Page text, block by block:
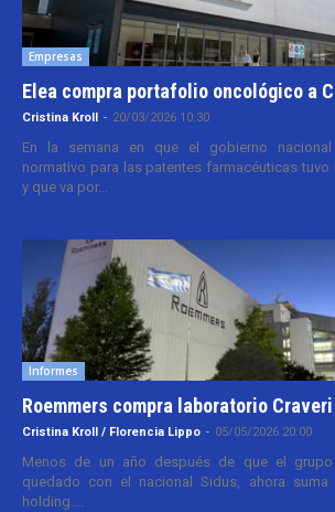
Empresas
Elea compra portafolio oncológico a
Cristina Kroll - 20/03/2026 10:30
En la semana en que el gobierno
normativo para las patentes farmacéuticas tuvo
y que va por...
Informes
Roemmers compra laboratorio Craveri
Cristina Kroll / Florencia Lippo - 05/05/2026 20:00
Menos de un año después de que el grupo
quedado con el nacional Sidus, ahora
holding....